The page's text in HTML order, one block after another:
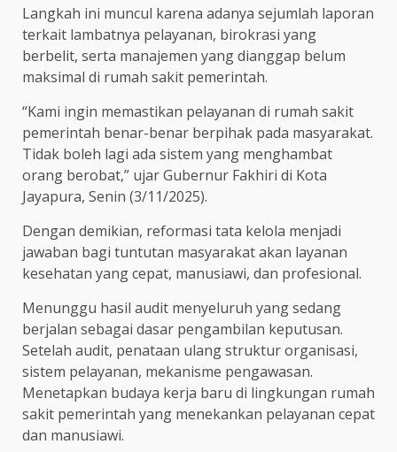
Langkah ini muncul karena adanya sejumlah laporan
terkait lambatnya pelayanan, birokrasi yang
berbelit, serta manajemen yang dianggap belum
maksimal di rumah sakit pemerintah.
“Kami ingin memastikan pelayanan di rumah sakit
pemerintah benar-benar berpihak pada masyarakat.
Tidak boleh lagi ada sistem yang menghambat
orang berobat,” ujar Gubernur Fakhiri di Kota
Jayapura, Senin (3/11/2025).
Dengan demikian, reformasi tata kelola menjadi
jawaban bagi tuntutan masyarakat akan layanan
kesehatan yang cepat, manusiawi, dan profesional.
Menunggu hasil audit menyeluruh yang sedang
berjalan sebagai dasar pengambilan keputusan.
Setelah audit, penataan ulang struktur organisasi,
sistem pelayanan, mekanisme pengawasan.
Menetapkan budaya kerja baru di lingkungan rumah
sakit pemerintah yang menekankan pelayanan cepat
dan manusiawi.